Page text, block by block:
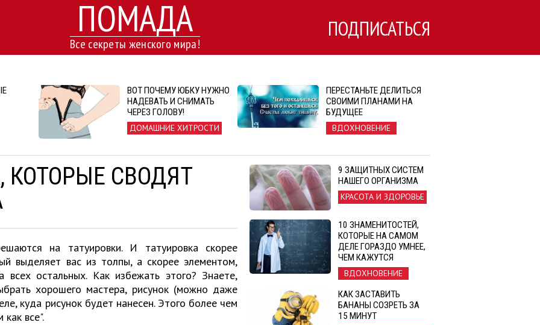
ПОМАДА
Все секреты женского мира!
ПОДПИСАТЬСЯ
ВОТ ПОЧЕМУ ЮБКУ НУЖНО
НАДЕВАТЬ И СНИМАТЬ
ЧЕРЕЗ ГОЛОВУ!
ДОМАШНИЕ ХИТРОСТИ
ПЕРЕСТАНЬТЕ ДЕЛИТЬСЯ
СВОИМИ ПЛАНАМИ НА
БУДУЩЕЕ
ВДОХНОВЕНИЕ
КОТОРЫЕ СВОДЯТ
на татуировки. И татуировка скорее
выделяет вас из толпы, а скорее элементом,
остальных. Как избежать этого? Знаете,
хорошего мастера, рисунок (можно даже
куда рисунок будет нанесен. Этого более чем
как все".
9 ЗАЩИТНЫХ СИСТЕМ
НАШЕГО ОРГАНИЗМА
КРАСОТА И ЗДОРОВЬЕ
10 ЗНАМЕНИТОСТЕЙ,
КОТОРЫЕ НА САМОМ
ДЕЛЕ ГОРАЗДО УМНЕЕ,
ЧЕМ КАЖУТСЯ
ВДОХНОВЕНИЕ
КАК ЗАСТАВИТЬ
БАНАНЫ СОЗРЕТЬ ЗА
15 МИНУТ